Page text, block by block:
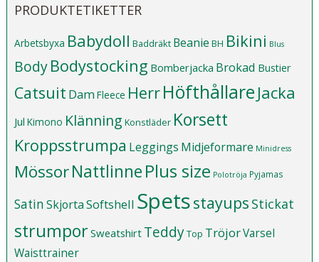
PRODUKTETIKETTER
Arbetsbyxa Babydoll Baddräkt Beanie BH Bikini Blus
BodyBodystocking Bomberjacka Brokad Bustier
Catsuit DamFleece HerrHöfthållare Jacka
Jul Kimono Klänning Konstläder Korsett
Kroppsstrumpa Leggings Midjeformare Minidress
MössorNattlinnePlus size Polotröja Pyjamas
SatinSkjortaSoftshell Spetsstayups Stickat
strumporSweatshirt TeddyTop TröjorVarsel
Waisttrainer